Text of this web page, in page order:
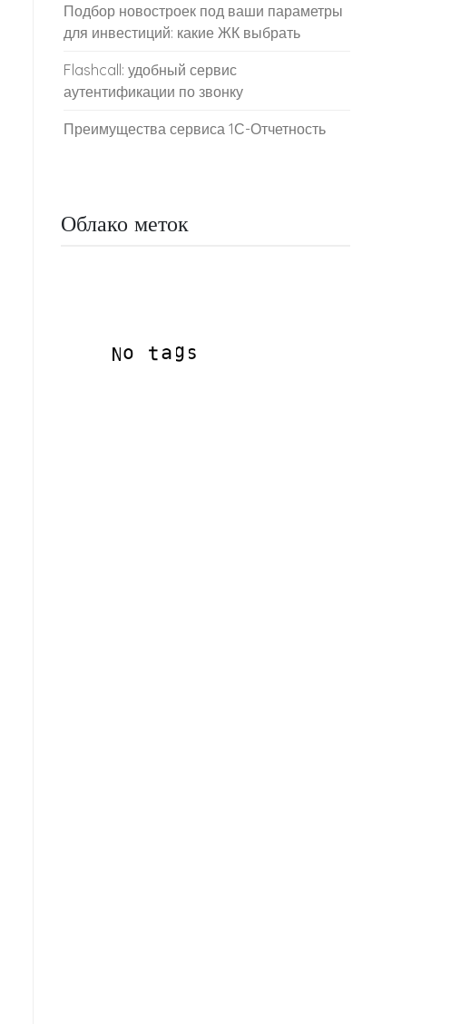
Подбор новостроек под ваши параметры
для инвестиций: какие ЖК выбрать
Flashcall: удобный сервис
аутентификации по звонку
Преимущества сервиса 1С-Отчетность
Облако меток